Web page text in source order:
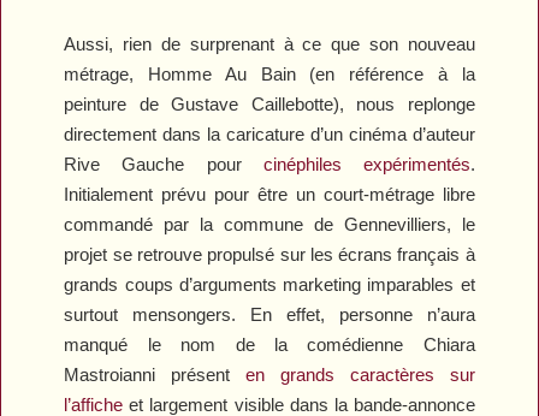
Aussi, rien de surprenant à ce que son nouveau
métrage, Homme Au Bain(en référence à la
peinture de Gustave Caillebotte), nous replonge
directement dans la caricature d’un cinéma d’auteur
Rive Gauche pour cinéphiles expérimentés.
Initialement prévu pour être un court-métrage libre
commandé par la commune de Gennevilliers, le
projet se retrouve propulsé sur les écrans français à
grands coups d’arguments marketing imparables et
surtout mensongers. En effet, personne n’aura
manqué le nom de la comédienne Chiara
Mastroianni présenten grands caractères sur
l’affiche et largement visible dans la bande-annonce